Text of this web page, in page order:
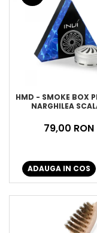
HMD - SMOKE BOX
NARGHILEA
79,00 RON
ADAUGA IN COS